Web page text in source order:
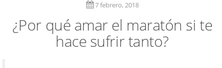
7 febrero, 2018
¿Por qué amar el maratón si te
hace sufrir tanto?